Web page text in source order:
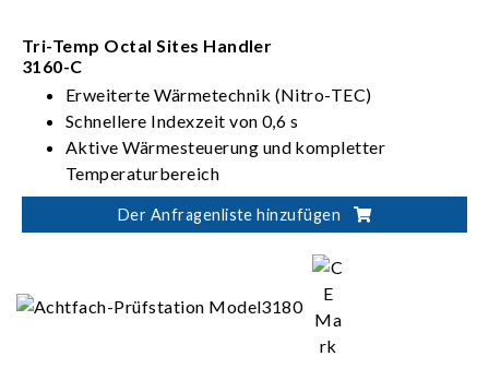
Tri-Temp Octal Sites Handler
3160-C
Erweiterte Wärmetechnik (Nitro-TEC)
Schnellere Indexzeit von 0,6 s
Aktive Wärmesteuerung und kompletter
Temperaturbereich
Kammerloses Design
Unterstützt mehrere Sites (Single-, Dual- oder
Der Anfragenliste hinzufügen